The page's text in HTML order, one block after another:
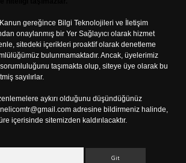
Kanun gereğince Bilgi Teknolojileri ve İletişim
onaylanmış bir Yer Sağlayıcı olarak hizmet
sitedeki içerikleri proaktif olarak denetleme
bulunmamaktadır. Ancak, üyelerimiz
taşımakta olup, siteye üye olarak bu
sayılırlar.
aykırı olduğunu düşündüğünüz
adresine bildirmeniz halinde,
içerisinde sitemizden kaldırılacaktır.